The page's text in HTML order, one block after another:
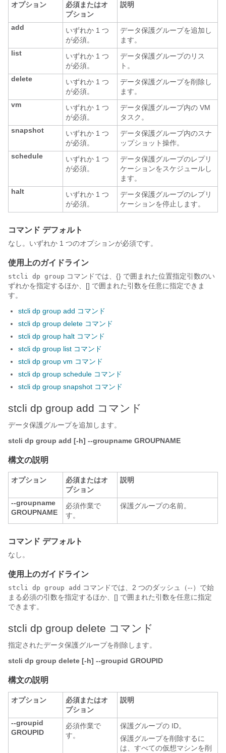
オプション
必須またはオ
プション
説明
add
いずれか 1 つ
が必須。
データ保護グループを追加し
ます。
list
いずれか 1 つ
が必須。
データ保護グループのリス
ト。
delete
いずれか 1 つ
が必須。
データ保護グループを削除し
ます。
vm
いずれか 1 つ
が必須。
データ保護グループ内の VM
タスク。
snapshot
いずれか 1 つ
が必須。
データ保護グループ内のスナ
ップショット操作。
schedule
いずれか 1 つ
が必須。
データ保護グループのレプリ
ケーションをスケジュールし
ます。
halt
いずれか 1 つ
が必須。
データ保護グループのレプリ
ケーションを停止します。
コマンド デフォルト
なし。いずれか 1 つのオプションが必須です。
使用上のガイドライン
stcli dp group コマンドでは、{} で囲まれた位置指定引数のい
ずれかを指定するほか、[] で囲まれた引数を任意に指定できま
す。
stcli dp group add コマンド
stcli dp group delete コマンド
stcli dp group halt コマンド
stcli dp group list コマンド
stcli dp group vm コマンド
stcli dp group schedule コマンド
stcli dp group snapshot コマンド
stcli dp group add コマンド
データ保護グループを追加します。
stcli dp group add [-h] --groupname GROUPNAME
構文の説明
オプション
必須またはオ
プション
説明
--groupname
GROUPNAME
必須作業で
す。
保護グループの名前。
コマンド デフォルト
なし。
使用上のガイドライン
stcli dp group add コマンドでは、2 つのダッシュ（--）で始
まる必須の引数を指定するほか、[] で囲まれた引数を任意に指定
できます。
stcli dp group delete コマンド
指定されたデータ保護グループを削除します。
stcli dp group delete [-h] --groupid GROUPID
構文の説明
オプション
必須またはオ
プション
説明
--groupid
GROUPID
必須作業で
す。
保護グループの ID。
保護グループを削除するに
は、すべての仮想マシンを削